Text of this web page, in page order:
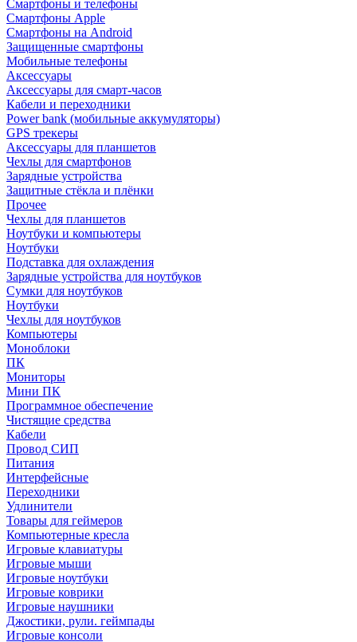
Смартфоны и телефоны
Смартфоны Apple
Смартфоны на Android
Защищенные смартфоны
Мобильные телефоны
Аксессуары
Аксессуары для смарт-часов
Кабели и переходники
Power bank (мобильные аккумуляторы)
GPS трекеры
Аксессуары для планшетов
Чехлы для смартфонов
Зарядные устройства
Защитные стёкла и плёнки
Прочее
Чехлы для планшетов
Ноутбуки и компьютеры
Ноутбуки
Подставка для охлаждения
Зарядные устройства для ноутбуков
Сумки для ноутбуков
Ноутбуки
Чехлы для ноутбуков
Компьютеры
Моноблоки
ПК
Мониторы
Мини ПК
Программное обеспечение
Чистящие средства
Кабели
Провод СИП
Питания
Интерфейсные
Переходники
Удлинители
Товары для геймеров
Компьютерные кресла
Игровые клавиатуры
Игровые мыши
Игровые ноутбуки
Игровые коврики
Игровые наушники
Джостики, рули. геймпады
Игровые консоли